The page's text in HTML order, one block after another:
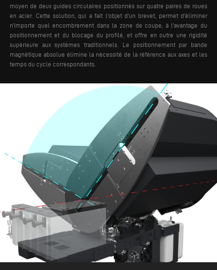
moyen de deux guides circulaires positionnés sur quatre paires de roues
en acier. Cette solution, qui a fait l'objet d'un brevet, permet d'éliminer
n'importe quel encombrement dans la zone de coupe, à l'avantage du
positionnement et du blocage du profilé, et offre en outre une rigidité
supérieure aux systèmes traditionnels.
Le positionnement par bande
magnétique absolue élimine la nécessité de la référence aux axes et les
temps du cycle correspondants.